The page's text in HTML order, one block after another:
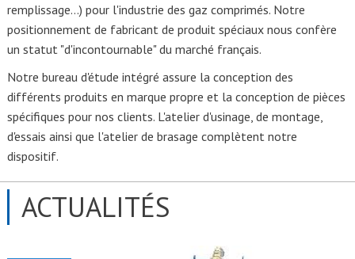
remplissage...) pour l'industrie des gaz comprimés. Notre
positionnement de fabricant de produit spéciaux nous confère
un statut "d'incontournable" du marché français.
Notre bureau d'étude intégré assure la conception des
différents produits en marque propre et la conception de pièces
spécifiques pour nos clients. L'atelier d'usinage, de montage,
d'essais ainsi que l'atelier de brasage complètent notre
dispositif.
ACTUALITÉS